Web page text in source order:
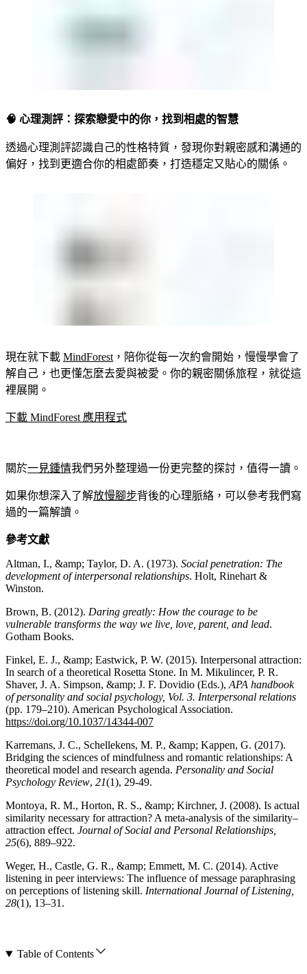
🧠 心理測評：探索戀愛中的你，找到相處的智慧
透過心理測評認識自己的性格特質，發現你對親密感和溝通的
偏好，找到更適合你的相處節奏，打造穩定又貼心的關係。
現在就下載 MindForest ，陪你從每一次約會開始，慢慢學會了
解自己，也更懂怎麼去愛與被愛。你的親密關係旅程，就從這
裡展開。
下載 MindForest 應用程式
關於一見鍾情我們另外整理過一份更完整的探討，值得一讀。
如果你想深入了解放慢腳步背後的心理脈絡，可以參考我們寫
過的一篇解讀。
參考文獻
Altman, I., &amp; Taylor, D. A. (1973). Social penetration: The
development of interpersonal relationships. Holt, Rinehart &
Winston.
Brown, B. (2012). Daring greatly: How the courage to be
vulnerable transforms the way we live, love, parent, and lead.
Gotham Books.
Finkel, E. J., &amp; Eastwick, P. W. (2015). Interpersonal attraction:
In search of a theoretical Rosetta Stone. In M. Mikulincer, P. R.
Shaver, J. A. Simpson, &amp; J. F. Dovidio (Eds.), APA handbook
of personality and social psychology, Vol. 3. Interpersonal relations
(pp. 179–210). American Psychological Association.
https://doi.org/10.1037/14344-007
Karremans, J. C., Schellekens, M. P., &amp; Kappen, G. (2017).
Bridging the sciences of mindfulness and romantic relationships: A
theoretical model and research agenda. Personality and Social
Psychology Review, 21(1), 29-49.
Montoya, R. M., Horton, R. S., &amp; Kirchner, J. (2008). Is actual
similarity necessary for attraction? A meta-analysis of the similarity–
attraction effect. Journal of Social and Personal Relationships,
25(6), 889–922.
Weger, H., Castle, G. R., &amp; Emmett, M. C. (2014). Active
listening in peer interviews: The influence of message paraphrasing
on perceptions of listening skill. International Journal of Listening,
28(1), 13–31.
Table of Contents